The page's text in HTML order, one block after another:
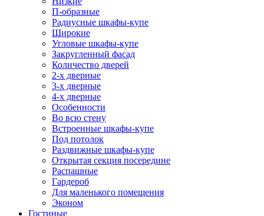
П-образные
Радиусные шкафы-купе
Широкие
Угловые шкафы-купе
Закругленный фасад
Количество дверей
2-х дверные
3-х дверные
4-х дверные
Особенности
Во всю стену
Встроенные шкафы-купе
Под потолок
Раздвижные шкафы-купе
Открытая секция посередине
Распашные
Гардероб
Для маленького помещения
Эконом
Гостиные